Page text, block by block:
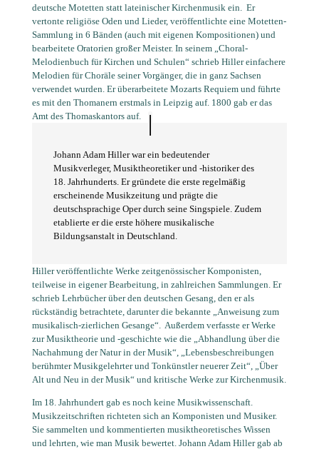
deutsche Motetten statt lateinischer Kirchenmusik ein.
Er
vertonte religiöse Oden und Lieder, veröffentlichte eine Motetten-
Sammlung in 6 Bänden (auch mit eigenen Kompositionen) und
bearbeitete Oratorien großer Meister. In seinem „Choral-
Melodienbuch für Kirchen und Schulen“ schrieb Hiller einfachere
Melodien für Choräle seiner Vorgänger, die in ganz Sachsen
verwendet wurden. Er überarbeitete Mozarts Requiem und führte
es mit den Thomanern erstmals in Leipzig auf. 1800 gab er das
Amt des Thomaskantors auf.
Johann Adam Hiller war ein bedeutender
Musikverleger, Musiktheoretiker und -historiker des
18. Jahrhunderts. Er gründete die erste regelmäßig
erscheinende Musikzeitung und prägte die
deutschsprachige Oper durch seine Singspiele. Zudem
etablierte er die erste höhere musikalische
Bildungsanstalt in Deutschland.
Hiller veröffentlichte Werke zeitgenössischer Komponisten,
teilweise in eigener Bearbeitung, in zahlreichen Sammlungen. Er
schrieb Lehrbücher über den deutschen Gesang, den er als
rückständig betrachtete, darunter die bekannte „Anweisung zum
musikalisch-zierlichen Gesange“. Außerdem verfasste er Werke
zur Musiktheorie und -geschichte wie die „Abhandlung über die
Nachahmung der Natur in der Musik“, „Lebensbeschreibungen
berühmter Musikgelehrter und Tonkünstler neuerer Zeit“, „Über
Alt und Neu in der Musik“ und kritische Werke zur Kirchenmusik.
Im 18. Jahrhundert gab es noch keine Musikwissenschaft.
Musikzeitschriften richteten sich an Komponisten und Musiker.
Sie sammelten und kommentierten musiktheoretisches Wissen
und lehrten, wie man Musik bewertet. Johann Adam Hiller gab ab